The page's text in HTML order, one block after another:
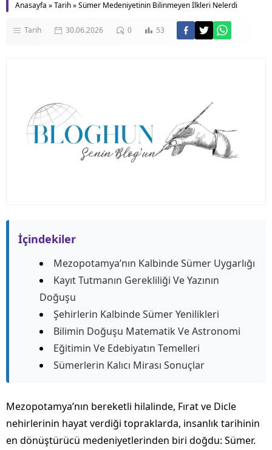
Anasayfa »Tarih»Sümer Medeniyetinin Bilinmeyen İlkleri Nelerdi
Tarih 30.06.2026 0 53
İçindekiler
Mezopotamya’nın Kalbinde Sümer Uygarlığı
Kayıt Tutmanın Gerekliliği Ve Yazının
Doğuşu
Şehirlerin Kalbinde Sümer Yenilikleri
Bilimin Doğuşu Matematik Ve Astronomi
Eğitimin Ve Edebiyatın Temelleri
Sümerlerin Kalıcı Mirası Sonuçlar
Mezopotamya’nın bereketli hilalinde, Fırat ve Dicle
nehirlerinin hayat verdiği topraklarda, insanlık tarihinin
en dönüştürücü medeniyetlerinden biri doğdu: Sümer.